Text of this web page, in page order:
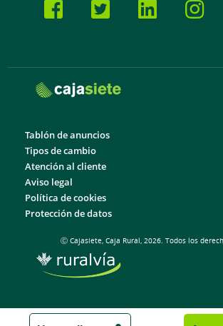
Tablón de anuncios
Tipos de cambio
Atención al cliente
Aviso legal
Política de cookies
Protección de datos
Ⓒ Cajasiete, Caja Rural, 2026. Todos los